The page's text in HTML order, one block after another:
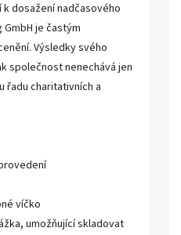
dosažení nadčasového
je častým
Výsledky svého
společnost nenechává jen
řadu charitativních a
víčko
umožňující skladovat